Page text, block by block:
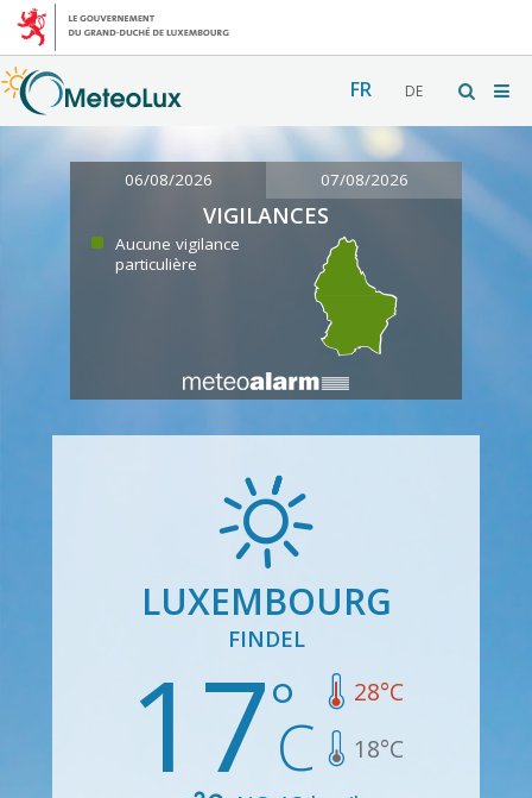
FR DE
06/08/2026 07/08/2026
VIGILANCES
Aucune vigilance
particulière
LUXEMBOURG
FINDEL
17 28°C
18°C